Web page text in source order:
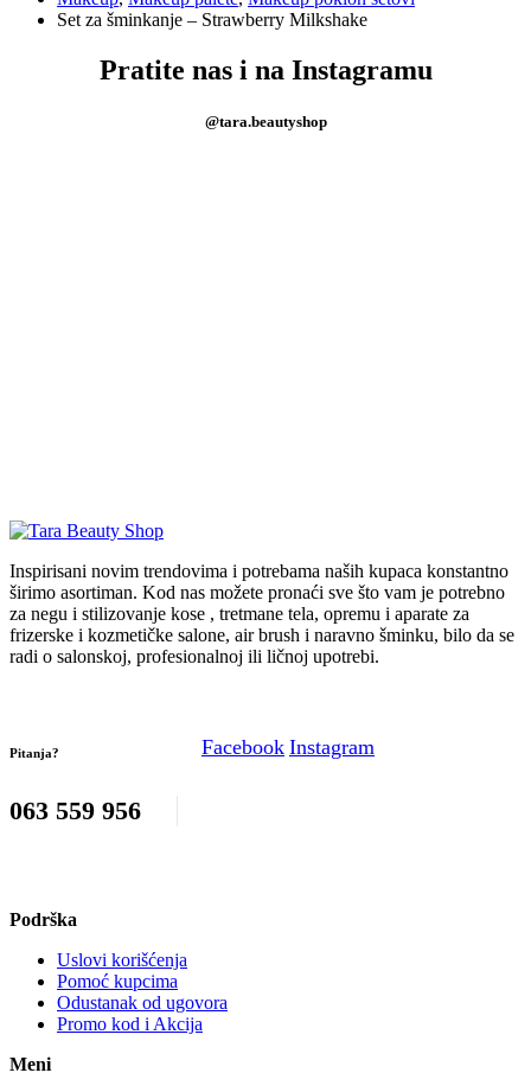
Set za šminkanje – Strawberry Milkshake
Pratite nas i na Instagramu
@tara.beautyshop
Inspirisani novim trendovima i potrebama naših kupaca konstantno
širimo asortiman. Kod nas možete pronaći sve što vam je potrebno
za negu i stilizovanje kose , tretmane tela, opremu i aparate za
frizerske i kozmetičke salone, air brush i naravno šminku, bilo da se
radi o salonskoj, profesionalnoj ili ličnoj upotrebi.
Pitanja?
063 559 956
Facebook Instagram
Podrška
Uslovi korišćenja
Pomoć kupcima
Odustanak od ugovora
Promo kod i Akcija
Meni